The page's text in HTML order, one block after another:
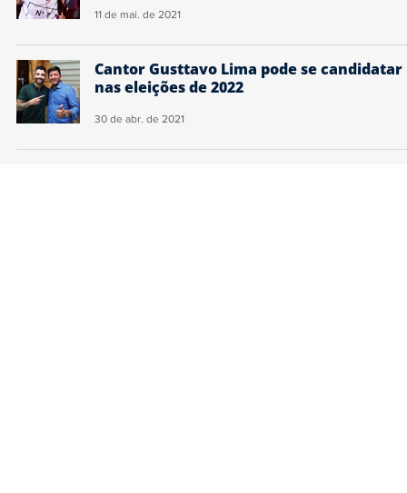
11 de mai. de 2021
Cantor Gusttavo Lima pode se candidatar
nas eleições de 2022
30 de abr. de 2021